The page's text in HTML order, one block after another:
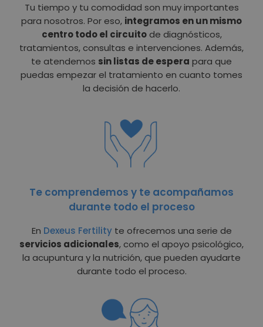
Tu tiempo y tu comodidad son muy importantes
para nosotros. Por eso, integramos en un mismo
centro todo el circuitode diagnósticos,
tratamientos, consultas e intervenciones. Además,
te atendemos sin listas de espera para que
puedas empezar el tratamiento en cuanto tomes
la decisión de hacerlo.
Te comprendemos y te acompañamos
durante todo el proceso
En Dexeus Fertilityte ofrecemos una serie de
servicios adicionales, como el apoyo psicológico,
la acupuntura y la nutrición, que pueden ayudarte
durante todo el proceso.